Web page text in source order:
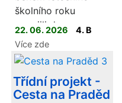
školního roku
zapojili do
celoročního
projektu, jehož cílem
bylo ve dvojicích
naplánovat výlet na
libovolné místo v
22. 06. 2026
4. B
Více zde
Třídní projekt -
Cesta na Praděd